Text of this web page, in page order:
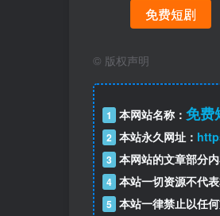
免费短剧
© 版权声明
1 本网站名称： 免费
2 本站永久网址：
3 本网站的文章部分内
4 本站一切资源不代表
5 本站一律禁止以任